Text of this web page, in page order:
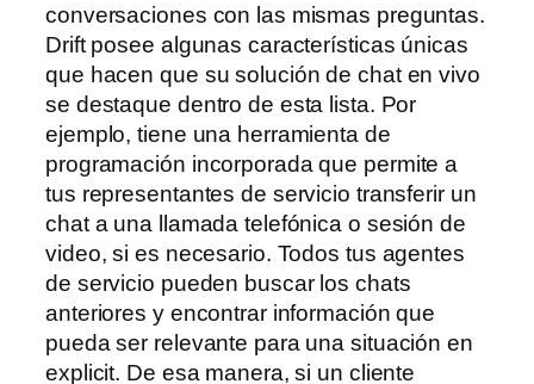
conversaciones con las mismas preguntas.
Drift posee algunas características únicas
que hacen que su solución de chat en vivo
se destaque dentro de esta lista. Por
ejemplo, tiene una herramienta de
programación incorporada que permite a
tus representantes de servicio transferir un
chat a una llamada telefónica o sesión de
video, si es necesario. Todos tus agentes
de servicio pueden buscar los chats
anteriores y encontrar información que
pueda ser relevante para una situación en
explicit. De esa manera, si un cliente